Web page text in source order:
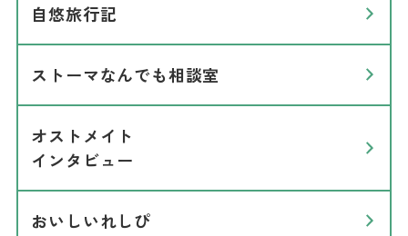
自悠旅行記
ストーマなんでも相談室
オストメイト
インタビュー
おいしいれしぴ